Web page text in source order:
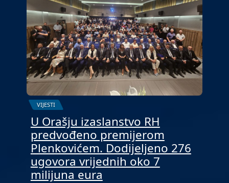
VIJESTI
U Orašju izaslanstvo RH
predvođeno premijerom
Plenkovićem. Dodijeljeno 276
ugovora vrijednih oko 7
milijuna eura